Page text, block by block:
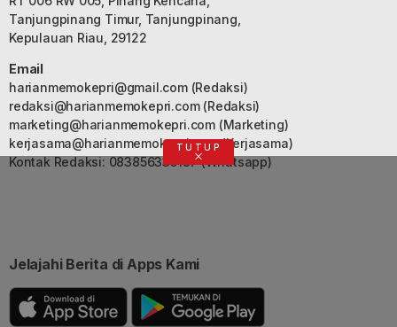
Tanjungpinang Timur, Tanjungpinang,
Kepulauan Riau, 29122
Email
harianmemokepri@gmail.com(Redaksi)
redaksi@harianmemokepri.com(Redaksi)
marketing@harianmemokepri.com(Marketing)
kerjasama@harianmemokepri.com(Kerjasama)
Kontak Redaksi: 083856335187 (Whatsapp)
Jelajahi Berita di Apps Kami
TUTUP